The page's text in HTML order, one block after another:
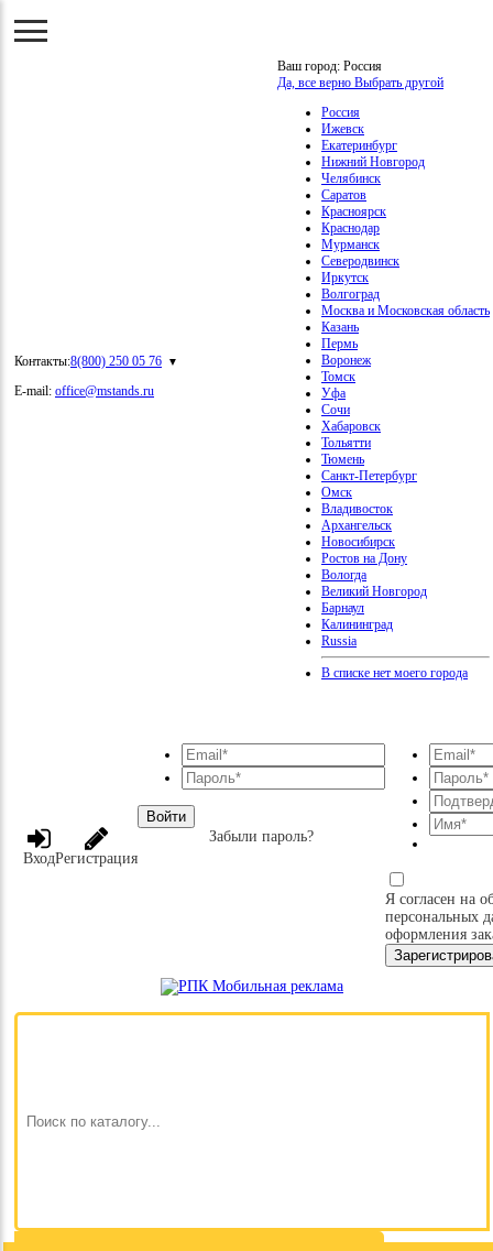
Контакты:8(800) 250 05 76
E-mail: office@mstands.ru
Ваш город: Россия
Да, все верно Выбрать другой
Россия
Ижевск
Екатеринбург
Нижний Новгород
Челябинск
Саратов
Красноярск
Краснодар
Мурманск
Северодвинск
Иркутск
Волгоград
Москва и Московская область
Казань
Пермь
Воронеж
Томск
Уфа
Сочи
Хабаровск
Тольятти
Тюмень
Санкт-Петербург
Омск
Владивосток
Архангельск
Новосибирск
Ростов на Дону
Вологда
Великий Новгород
Барнаул
Калининград
Russia
В списке нет моего города
ВходРегистрация
Войти
Забыли пароль?
Я согласен на
персональных
оформления